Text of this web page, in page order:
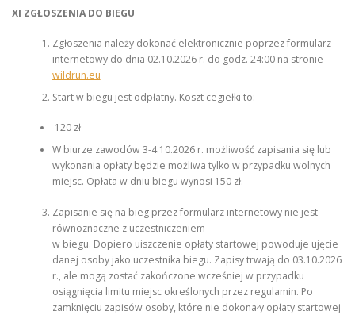
XI ZGŁOSZENIA DO BIEGU
Zgłoszenia należy dokonać elektronicznie poprzez formularz
internetowy do dnia 02.10.2026 r. do godz. 24:00 na stronie
wildrun.eu
Start w biegu jest odpłatny. Koszt cegiełki to:
120 zł
W biurze zawodów 3-4.10.2026 r. możliwość zapisania się lub
wykonania opłaty będzie możliwa tylko w przypadku wolnych
miejsc. Opłata w dniu biegu wynosi 150 zł.
Zapisanie się na bieg przez formularz internetowy nie jest
równoznaczne z uczestniczeniem
w biegu. Dopiero uiszczenie opłaty startowej powoduje ujęcie
danej osoby jako uczestnika biegu. Zapisy trwają do 03.10.2026
r., ale mogą zostać zakończone wcześniej w przypadku
osiągnięcia limitu miejsc określonych przez regulamin. Po
zamknięciu zapisów osoby, które nie dokonały opłaty startowej